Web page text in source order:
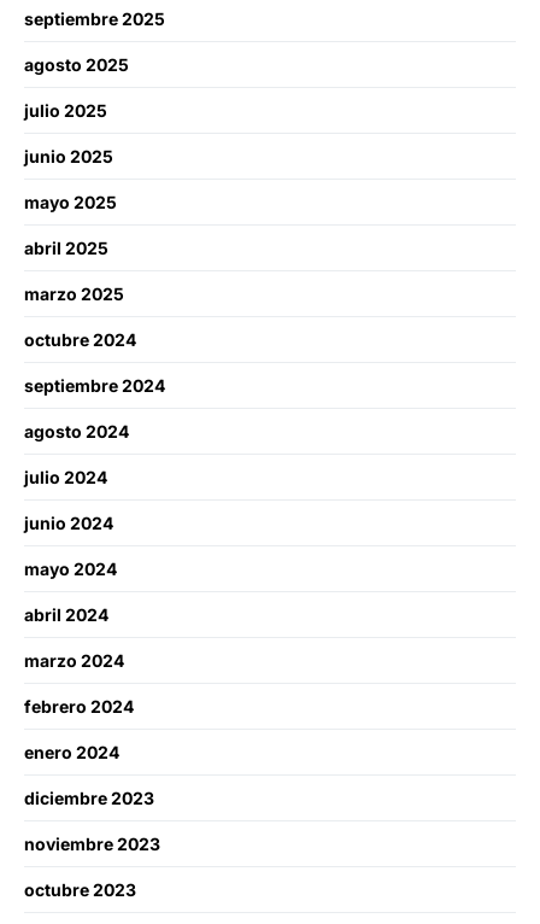
septiembre 2025
agosto 2025
julio 2025
junio 2025
mayo 2025
abril 2025
marzo 2025
octubre 2024
septiembre 2024
agosto 2024
julio 2024
junio 2024
mayo 2024
abril 2024
marzo 2024
febrero 2024
enero 2024
diciembre 2023
noviembre 2023
octubre 2023